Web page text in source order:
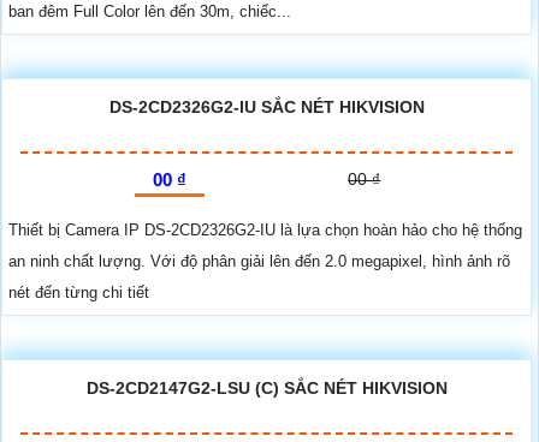
ban đêm Full Color lên đến 30m, chiếc...
DS-2CD2326G2-IU SẮC NÉT HIKVISION
00 ₫ 00 ₫
Thiết bị Camera IP DS-2CD2326G2-IU là lựa chọn hoàn hảo cho hệ thống
an ninh chất lượng. Với độ phân giải lên đến 2.0 megapixel, hình ảnh rõ
nét đến từng chi tiết
DS-2CD2147G2-LSU (C) SẮC NÉT HIKVISION